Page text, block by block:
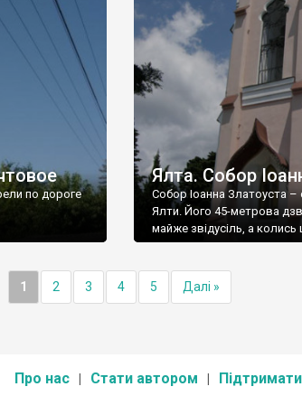
по дороге
Ялта. Собор
Собор Іоанна Златоуста
Ялти. Його 45-метрова
майже звідусіль, а
1 2 3 4 5 Далі »
Про нас Стати автором Підтримати